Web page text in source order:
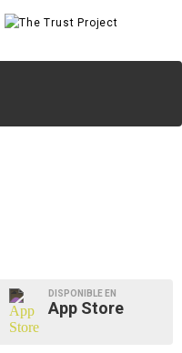
DISPONIBLE EN
App Store